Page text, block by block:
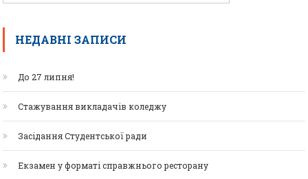
НЕДАВНІ ЗАПИСИ
До 27 липня!
Стажування викладачів коледжу
Засідання Студентської ради
Екзамен у форматі справжнього ресторану